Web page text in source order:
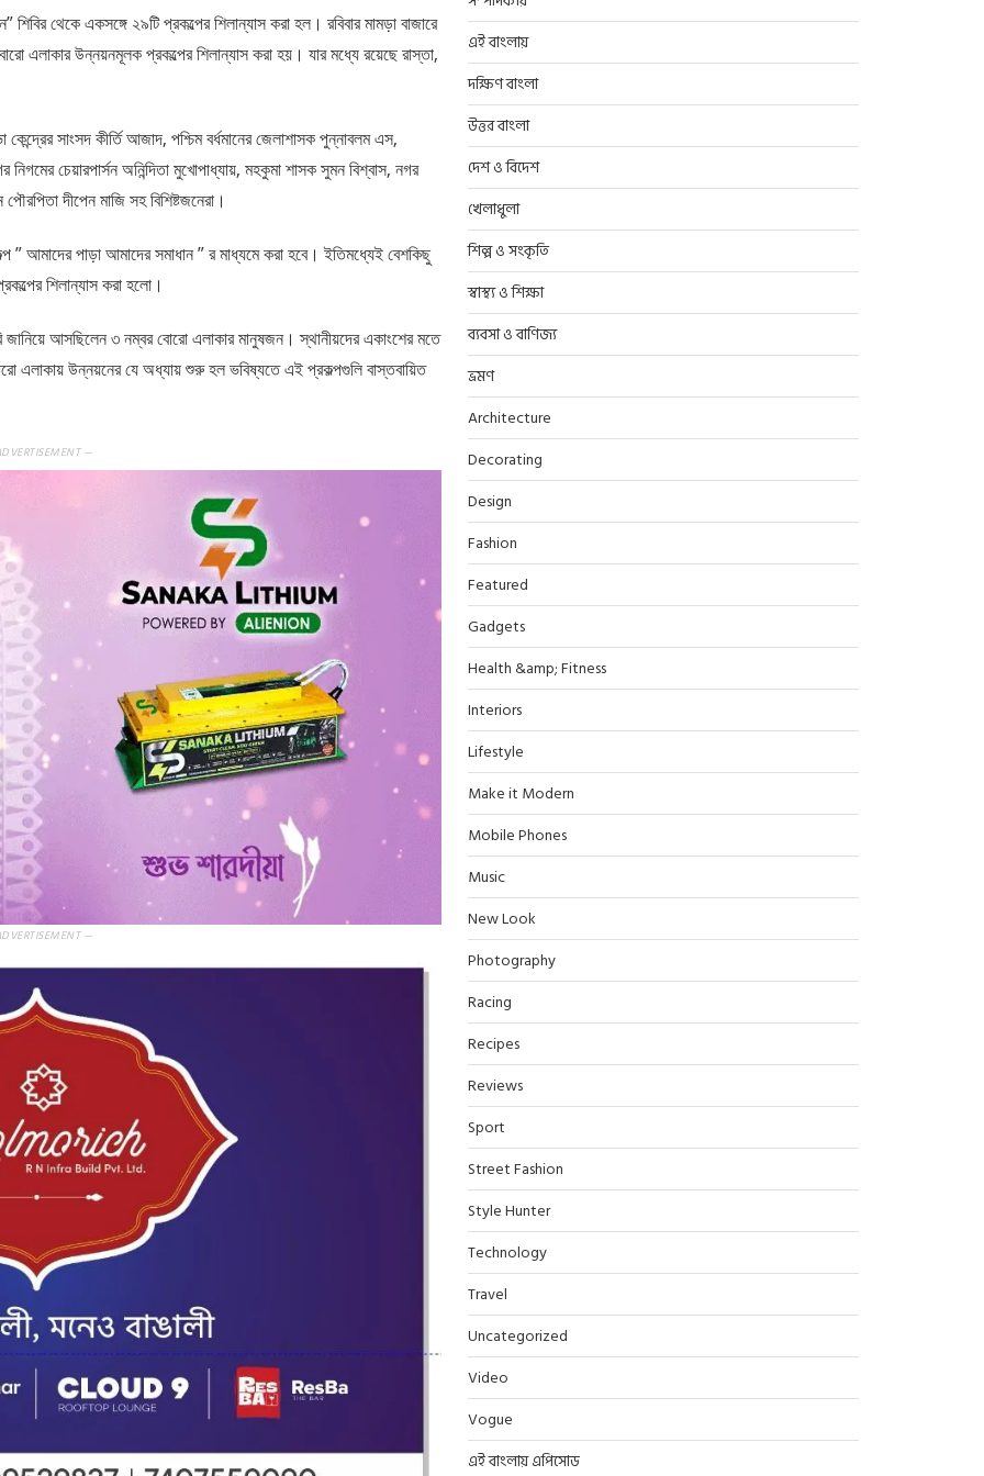
শিবির থেকে একসঙ্গে ২৯টি প্রকল্পের শিলান্যাস করা হল। রবিবার মামড়া বাজারে
এলাকার উন্নয়নমূলক প্রকল্পের শিলান্যাস করা হয়। যার মধ্যে রয়েছে রাস্তা,
সাংসদ কীর্তি আজাদ, পশ্চিম বর্ধমানের জেলাশাসক পুন্নাবলম এস,
চেয়ারপার্সন অনিন্দিতা মুখোপাধ্যায়, মহকুমা শাসক সুমন বিশ্বাস, নগর
দীপেন মাজি সহ বিশিষ্টজনেরা।
” আমাদের পাড়া আমাদের সমাধান ” র মাধ্যমে করা হবে। ইতিমধ্যেই বেশকিছু
শিলান্যাস করা হলো।
জানিয়ে আসছিলেন ৩ নম্বর বোরো এলাকার মানুষজন। স্থানীয়দের একাংশের মতে
এলাকায় উন্নয়নের যে অধ্যায় শুরু হল ভবিষ্যতে এই প্রকল্পগুলি বাস্তবায়িত
—
—
এই বাংলায়
দক্ষিণ বাংলা
উত্তর বাংলা
দেশ ও বিদেশ
খেলাধুলা
শিল্প ও সংকৃতি
স্বাস্থ্য ও শিক্ষা
ব্যবসা ও বাণিজ্য
ভ্রমণ
Architecture
Decorating
Design
Fashion
Featured
Gadgets
Health &amp; Fitness
Interiors
Lifestyle
Make it Modern
Mobile Phones
Music
New Look
Photography
Racing
Recipes
Reviews
Sport
Street Fashion
Style Hunter
Technology
Travel
Uncategorized
Video
Vogue
এই বাংলায় এপিসোড